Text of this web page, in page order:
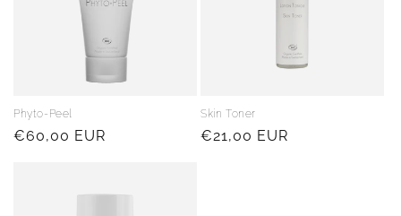
Phyto-Peel
Regular
€60,00 EUR
Skin Toner
Regular
€21,00 EUR